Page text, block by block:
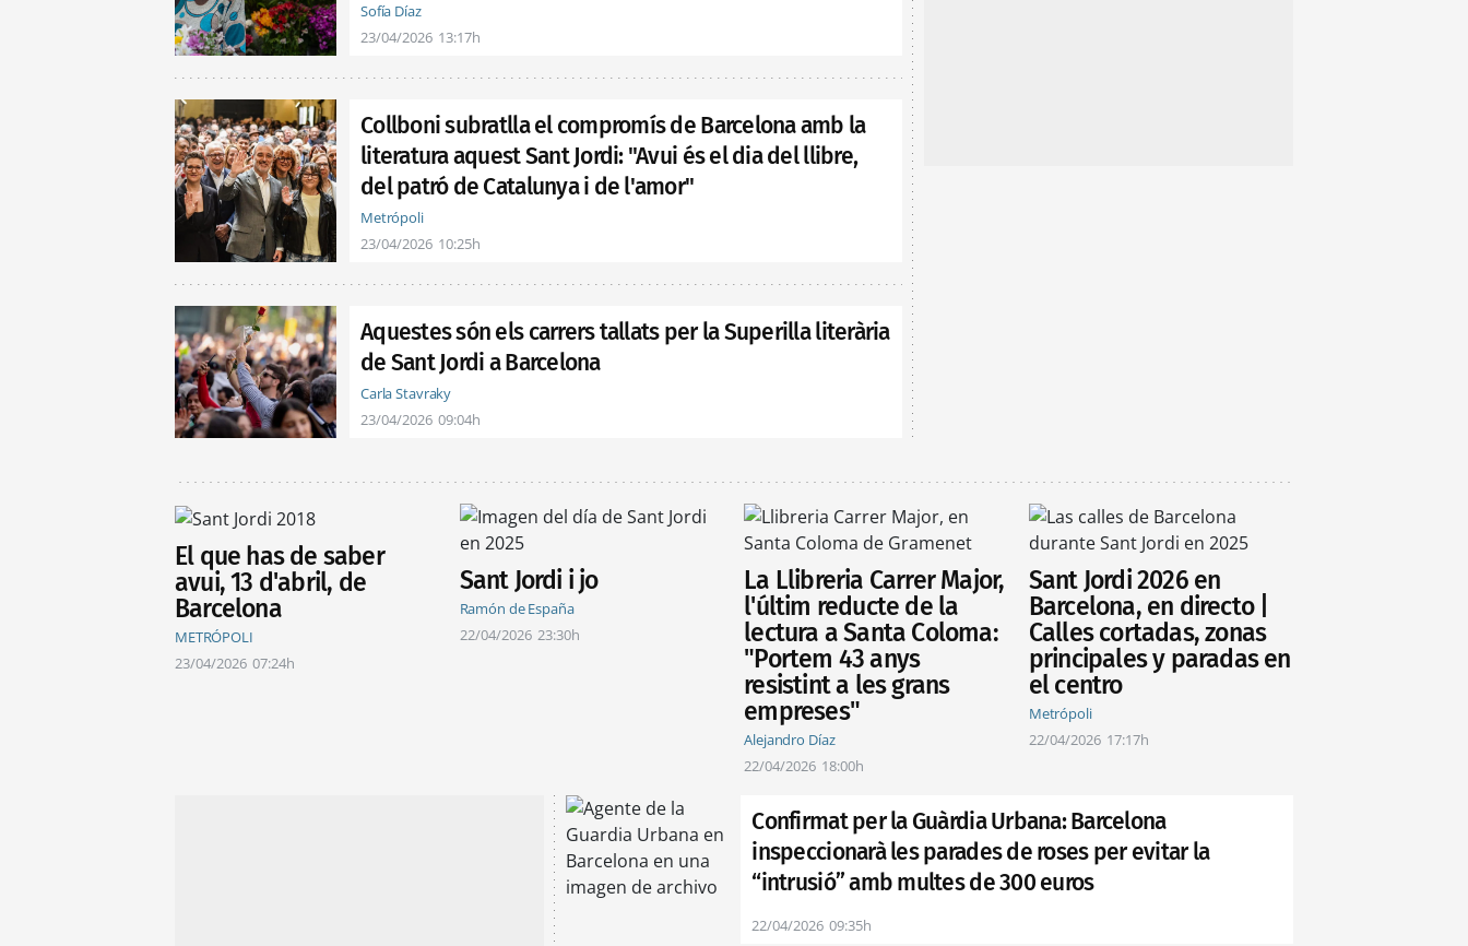
Sofía Díaz
23/04/2026 13:17h
Collboni subratlla el compromís de Barcelona amb la
literatura aquest Sant Jordi: "Avui és el dia del llibre,
del patró de Catalunya i de l'amor"
Metrópoli
23/04/2026 10:25h
Aquestes són els carrers tallats per la Superilla literària
de Sant Jordi a Barcelona
Carla Stavraky
23/04/2026 09:04h
El que has de saber
avui, 13 d'abril, de
Barcelona
METRÓPOLI
23/04/2026 07:24h
Sant Jordi i jo
Ramón de España
22/04/2026 23:30h
La Llibreria Carrer Major,
l'últim reducte de la
lectura a Santa Coloma:
"Portem 43 anys
resistint a les grans
empreses"
Alejandro Díaz
22/04/2026 18:00h
Sant Jordi 2026 en
Barcelona, en directo |
Calles cortadas, zonas
principales y paradas en
el centro
Metrópoli
22/04/2026 17:17h
Confirmat per la Guàrdia Urbana: Barcelona
inspeccionarà les parades de roses per evitar la
“intrusió” amb multes de 300 euros
22/04/2026 09:35h